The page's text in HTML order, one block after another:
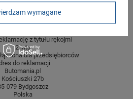
GWARANCJA
z tytułu rękojmi
2 lata
dla przedsiębiorców
do reklamacji
Butomania.pl
Kościuszki 27b
079 Bydgoszcz
Polska
wymagane